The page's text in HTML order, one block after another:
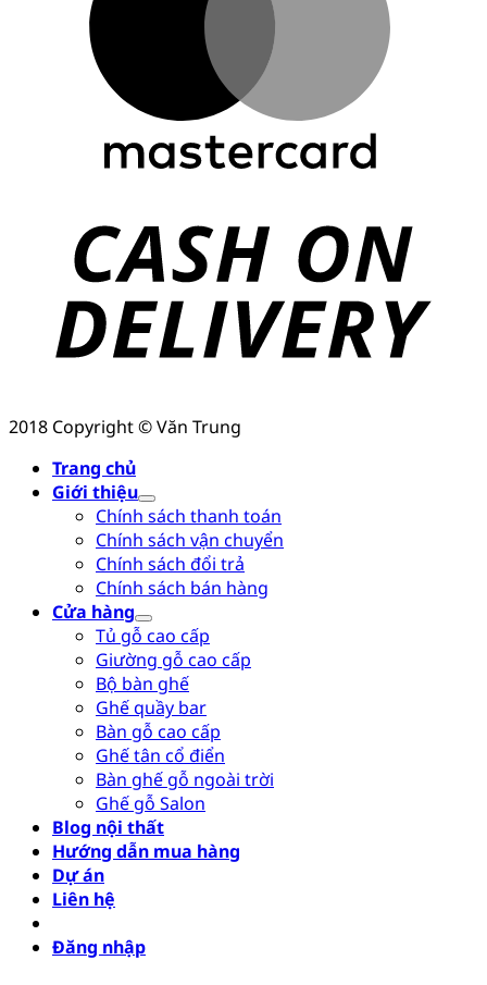
2018 Copyright © Văn Trung
Trang chủ
Giới thiệu
Chính sách thanh toán
Chính sách vận chuyển
Chính sách đổi trả
Chính sách bán hàng
Cửa hàng
Tủ gỗ cao cấp
Giường gỗ cao cấp
Bộ bàn ghế
Ghế quầy bar
Bàn gỗ cao cấp
Ghế tân cổ điển
Bàn ghế gỗ ngoài trời
Ghế gỗ Salon
Blog nội thất
Hướng dẫn mua hàng
Dự án
Liên hệ
Đăng nhập